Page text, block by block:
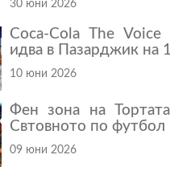
30 юни 2026
Coca-Cola The
идва в Пазарджик на
10 юни 2026
Фен зона на
Свтовното по футбол
09 юни 2026